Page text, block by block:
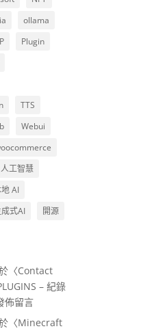
ollama
Plugin
TTS
Webui
人工智慧
AI
式AI 開源
〈Contact
– 紀錄
佈留言
〈Minecraft